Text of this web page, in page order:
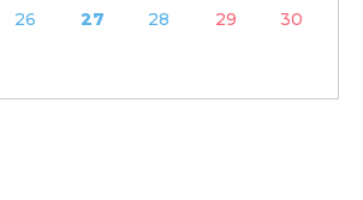
26 27 28 29
30